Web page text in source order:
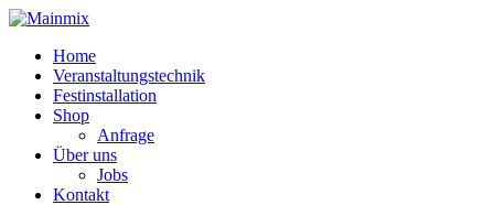
Zum
springenHome
Veranstaltungstechnik
Festinstallation
Shop
Anfrage
Über uns
Jobs
Kontakt